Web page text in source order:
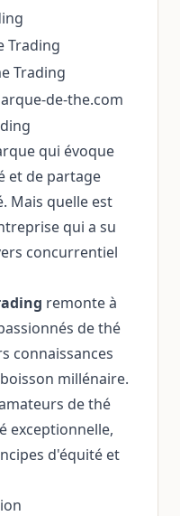
Trading
Trading
de-the.com
qui évoque
et de partage
Mais quelle est
qui a su
concurrentiel
remonte à
de thé
connaissances
millénaire.
de thé
exceptionnelle,
d'équité et